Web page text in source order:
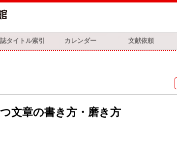
タイトル索引 カレンダー 文献依頼
文章の書き方・磨き方